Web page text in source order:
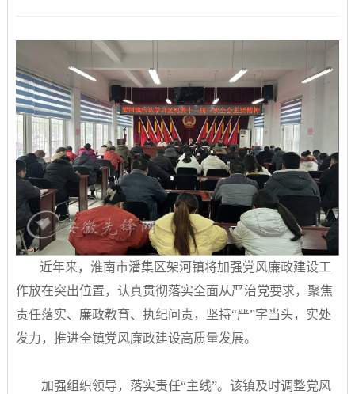
近年来，淮南市潘集区架河镇将加强党风廉政建设工
作放在突出位置，认真贯彻落实全面从严治党要求，聚焦
责任落实、廉政教育、执纪问责，坚持“严”字当头，实处
发力，推进全镇党风廉政建设高质量发展。
加强组织领导，落实责任“主线”。该镇及时调整党风